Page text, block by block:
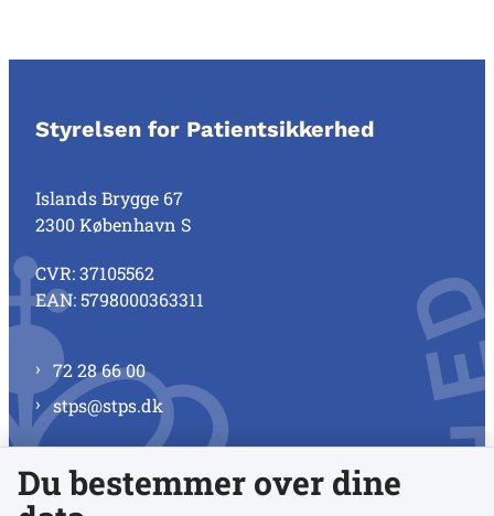
Styrelsen for Patientsikkerhed
Islands Brygge 67
2300 København S
CVR: 37105562
EAN: 5798000363311
72 28 66 00
stps@stps.dk
Se alle kontaktnumre
Du bestemmer over dine